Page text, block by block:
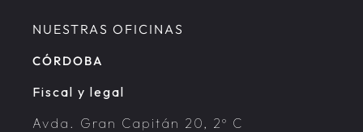
NUESTRAS OFICINAS
CÓRDOBA
Fiscal y legal
Avda. Gran Capitán 20, 2º C